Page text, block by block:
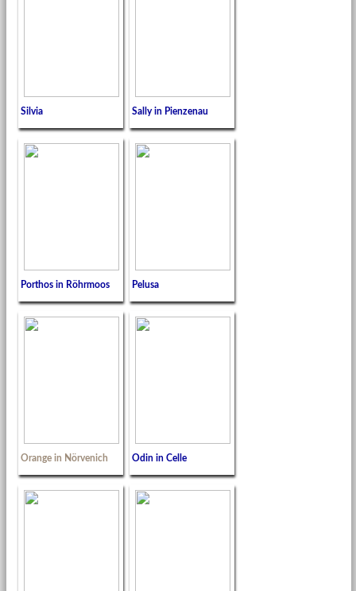
Silvia Sally in Pienzenau
Porthos in Röhrmoos Pelusa
Orange in Nörvenich Odin in Celle